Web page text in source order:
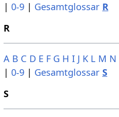
| 0-9| Gesamtglossar R
R
A B C D E F G H I J K L M N
| 0-9| Gesamtglossar S
S